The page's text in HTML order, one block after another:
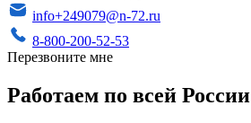
info+249079@n-72.ru
8-800-200-52-53
Перезвоните мне
Работаем по всей России